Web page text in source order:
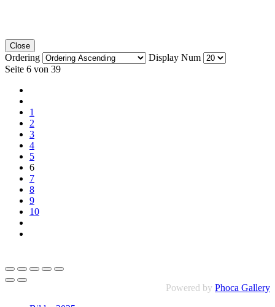
Close
Ordering
Display Num
Seite 6 von 39
1
2
3
4
5
6
7
8
9
10
Powered by Phoca Gallery